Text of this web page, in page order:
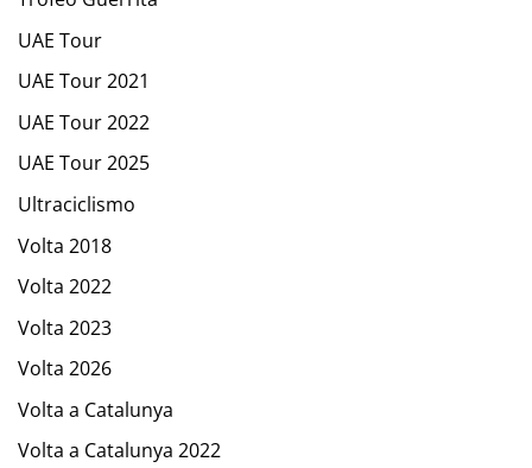
UAE Tour
UAE Tour 2021
UAE Tour 2022
UAE Tour 2025
Ultraciclismo
Volta 2018
Volta 2022
Volta 2023
Volta 2026
Volta a Catalunya
Volta a Catalunya 2022